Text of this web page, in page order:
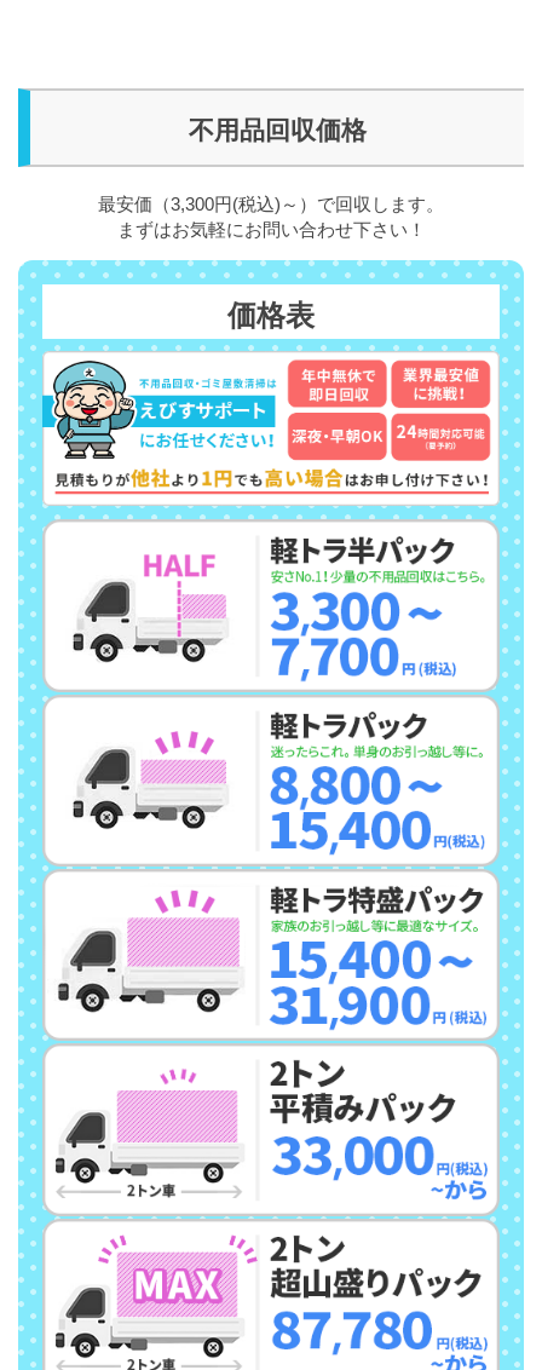
不用品回収価格
最安価（3,300円(税込)～）で回収します。
まずはお気軽にお問い合わせ下さい！
価格表